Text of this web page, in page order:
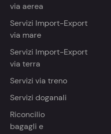
via aerea
Servizi Import-Export
via mare
Servizi Import-Export
via terra
Servizi via treno
Servizi doganali
Riconcilio
bagagli e